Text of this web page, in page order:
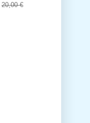
20,00 €